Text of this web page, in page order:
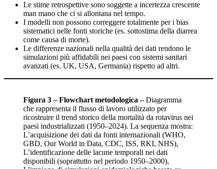
Le stime retrospettive sono soggette a incertezza crescente
man mano che ci si allontana nel tempo.
I modelli non possono correggere totalmente per i bias
sistematici nelle fonti storiche (es. sottostima della diarrea
come causa di morte).
Le differenze nazionali nella qualità dei dati rendono le
simulazioni più affidabili nei paesi con sistemi sanitari
avanzati (es. UK, USA, Germania) rispetto ad altri.
Figura 3 – Flowchart metodologica –Diagramma
che rappresenta il flusso di lavoro utilizzato per
ricostruire il trend storico della mortalità da rotavirus nei
paesi industrializzati (1950–2024). La sequenza mostra:
L’acquisizione dei dati da fonti internazionali (WHO,
GBD, Our World in Data, CDC, ISS, RKI, NHS),
L’identificazione delle lacune temporali nei dati
disponibili (soprattutto nel periodo 1950–2000),